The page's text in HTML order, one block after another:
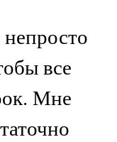
все
Мне